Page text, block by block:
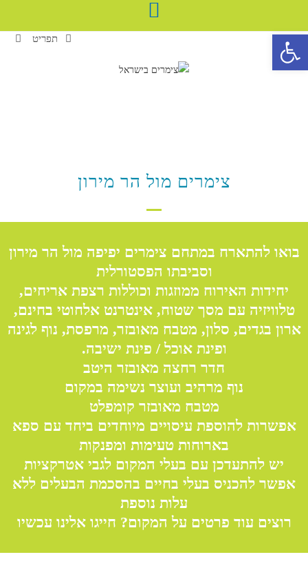
פתח סרגל נגישות תפריט
צימרים מול הר מירון
בואו להתארח במתחם צימרים יפיפה מול הר מירון
וסביבתו הפסטורלית
יחידות האירוח ממוזגות וכוללות רצפת אריחים,
טלוויזיה עם מסך שטוח, אינטרנט אלחוטי בחינם,
ארון בגדים, סלון, מטבח מאובזר, מרפסת, נוף לגינה
ופינת אוכל / פינת ישיבה.
חדר רחצה מאובזר היטב
נוף מרהיב ועוצר נשימה במקום
מטבח מאובזר קומפלט
אפשרות להוספת עיסויים מיוחדים ביחד עם ספא
בארוחות טעימות ומפנקות
יש להתעדכן עם בעלי המקום לגבי אטרקציות
אפשר להכניס בעלי בחיים בהסכמת הבעלים ללא
עלות נוספת
רוצים עוד פרטים על המקום? חייגו אלינו עכשיו